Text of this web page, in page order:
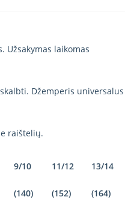
Užsakymas laikomas
Džemperis universalus
raištelių.
9/10
(140)
11/12
(152)
13/14
(164)